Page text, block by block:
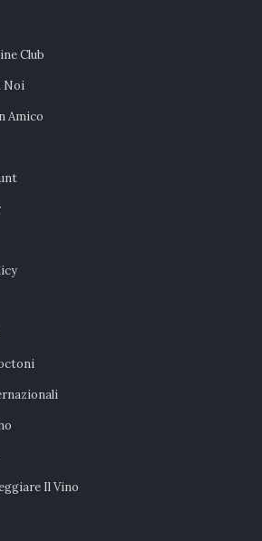
Club
Noi
Amico
Il Vino